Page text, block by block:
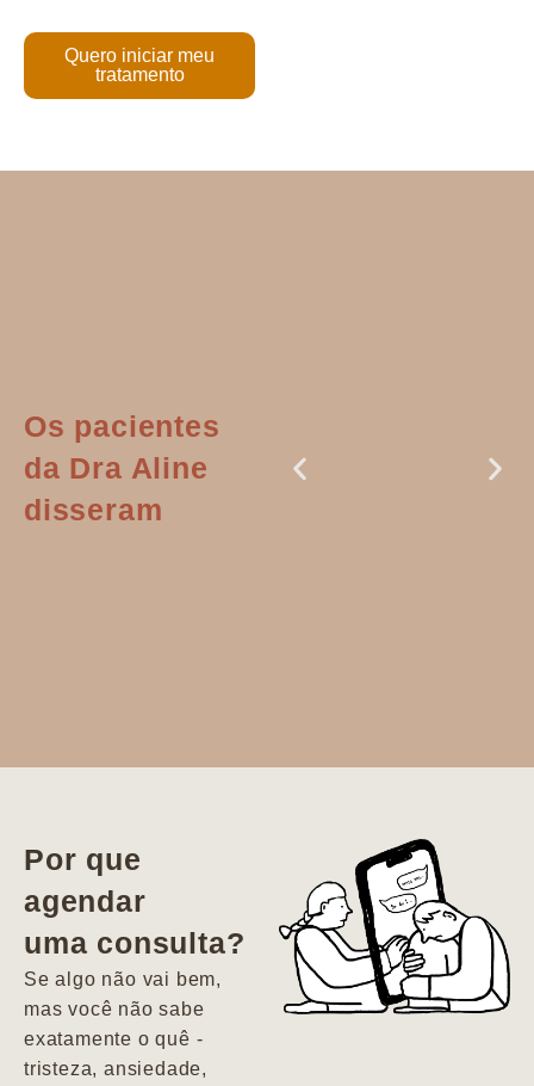
Quero iniciar meu
tratamento
Os pacientes
da Dra Aline
disseram
vida. Ela me
encontrou num
estado misto de
depressão e
agitação com
pensamentos
Por que
agendar
uma consulta?
Se algo não vai bem,
mas você não sabe
exatamente o quê -
tristeza, ansiedade,